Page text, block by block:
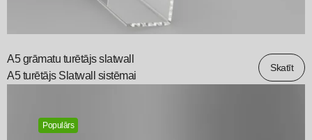
A5 grāmatu turētājs slatwall
A5 turētājs Slatwall sistēmai
Skatīt
Populārs